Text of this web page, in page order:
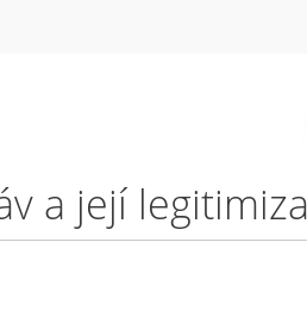
a její